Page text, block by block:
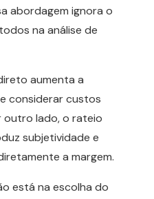
abordagem ignora o
na análise de
aumenta a
considerar custos
outro lado, o rateio
subjetividade e
a margem.
está na escolha do